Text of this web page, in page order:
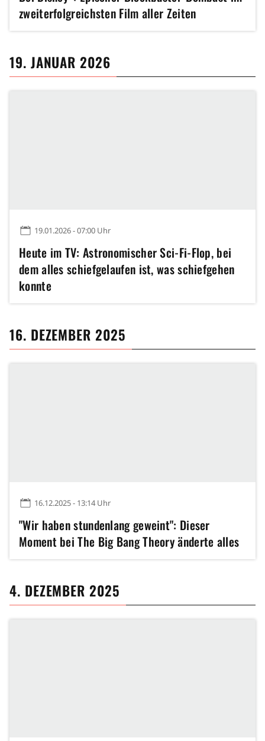
zweiterfolgreichsten Film aller Zeiten
19. JANUAR 2026
19.01.2026 - 07:00 Uhr
Heute im TV: Astronomischer Sci-Fi-Flop, bei
dem alles schiefgelaufen ist, was schiefgehen
konnte
16. DEZEMBER 2025
16.12.2025 - 13:14 Uhr
"Wir haben stundenlang geweint": Dieser
Moment bei The Big Bang Theory änderte alles
4. DEZEMBER 2025